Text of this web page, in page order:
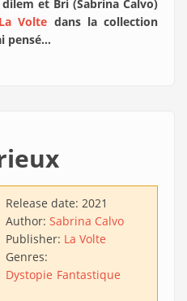
et Bri (Sabrina Calvo)
Volte dans la collection
pensé…
Release date: 2021
Author: Sabrina Calvo
Publisher: La Volte
Genres:
Dystopie Fantastique